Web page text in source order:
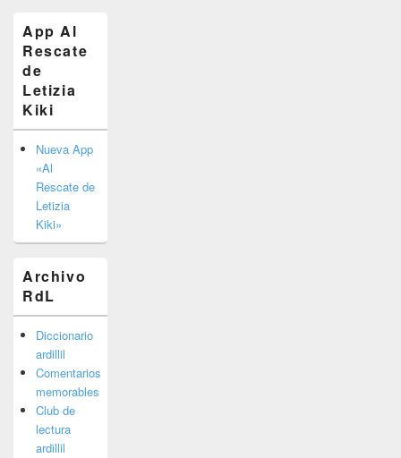
widget
barra
lateral
primaria
App Al
Rescate
de
Letizia
Kiki
Nueva App
«Al
Rescate de
Letizia
Kiki»
Archivo
RdL
Diccionario
ardillil
Comentarios
memorables
Club de
lectura
ardillil